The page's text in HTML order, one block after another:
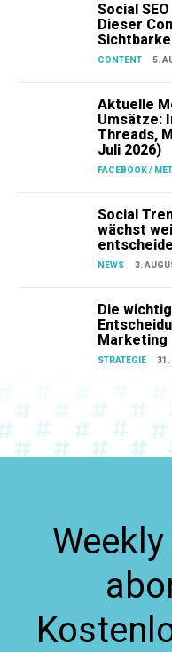
Social
Dieser
CONTENT 5.
Aktuelle
Umsätze:
Threads,
Juli 2026)
FACEBOOK /
Social
wächst
NEWS 3.
Die
Marketing
STRATEGIE 31.